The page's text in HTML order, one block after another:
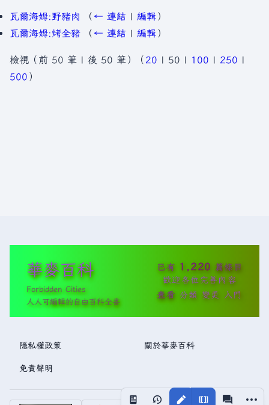
視圖 更多
瓦爾海姆:野豬肉 （ ← 連結 | 編輯）
瓦爾海姆:烤全豬
（ ← 連結 | 編輯）
檢視（ 前 50 筆 | 後 50 筆 ）（ 20 | 50 | 100 | 250 |
500 ）
華麥百科
Forbidden Cities
人人可編輯的自由百科全書
已有 1,220 篇條目
歡迎各位完善內容
查看 分類 變更 入門
隱私權政策 關於華麥百科
免責聲明